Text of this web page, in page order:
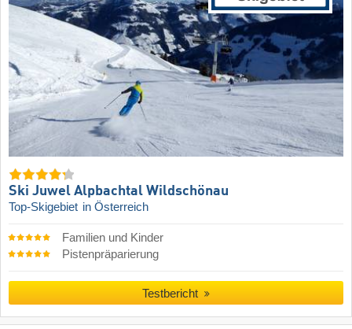
Ski Juwel Alpbachtal Wildschönau
Top-Skigebiet in Österreich
Familien und Kinder
Pistenpräparierung
Testbericht